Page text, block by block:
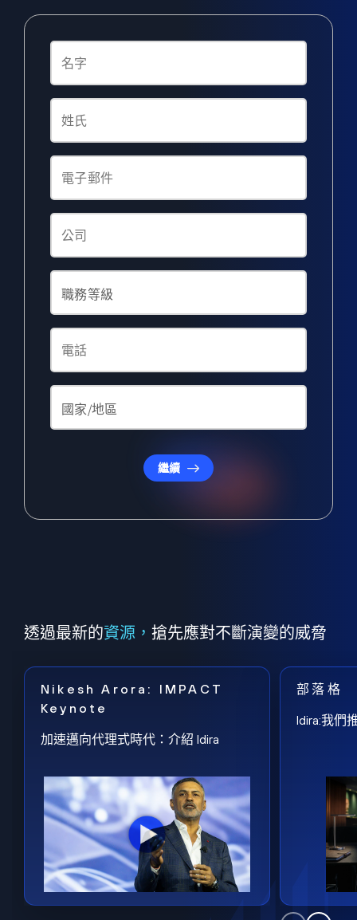
繼續
透過最新的資源， 搶先應對不斷演變的威脅
Nikesh Arora: IMPACT
Keynote
加速邁向代理式時代：介紹 Idira
部落格
Idira:我們